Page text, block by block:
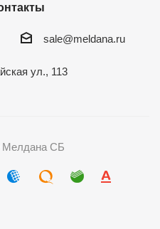
sale@meldana.ru
ул., 113
Мелдана СБ